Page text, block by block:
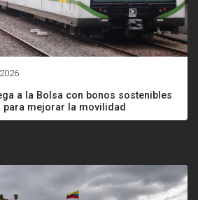
a la Bolsa con bonos sostenibles
para mejorar la movilidad